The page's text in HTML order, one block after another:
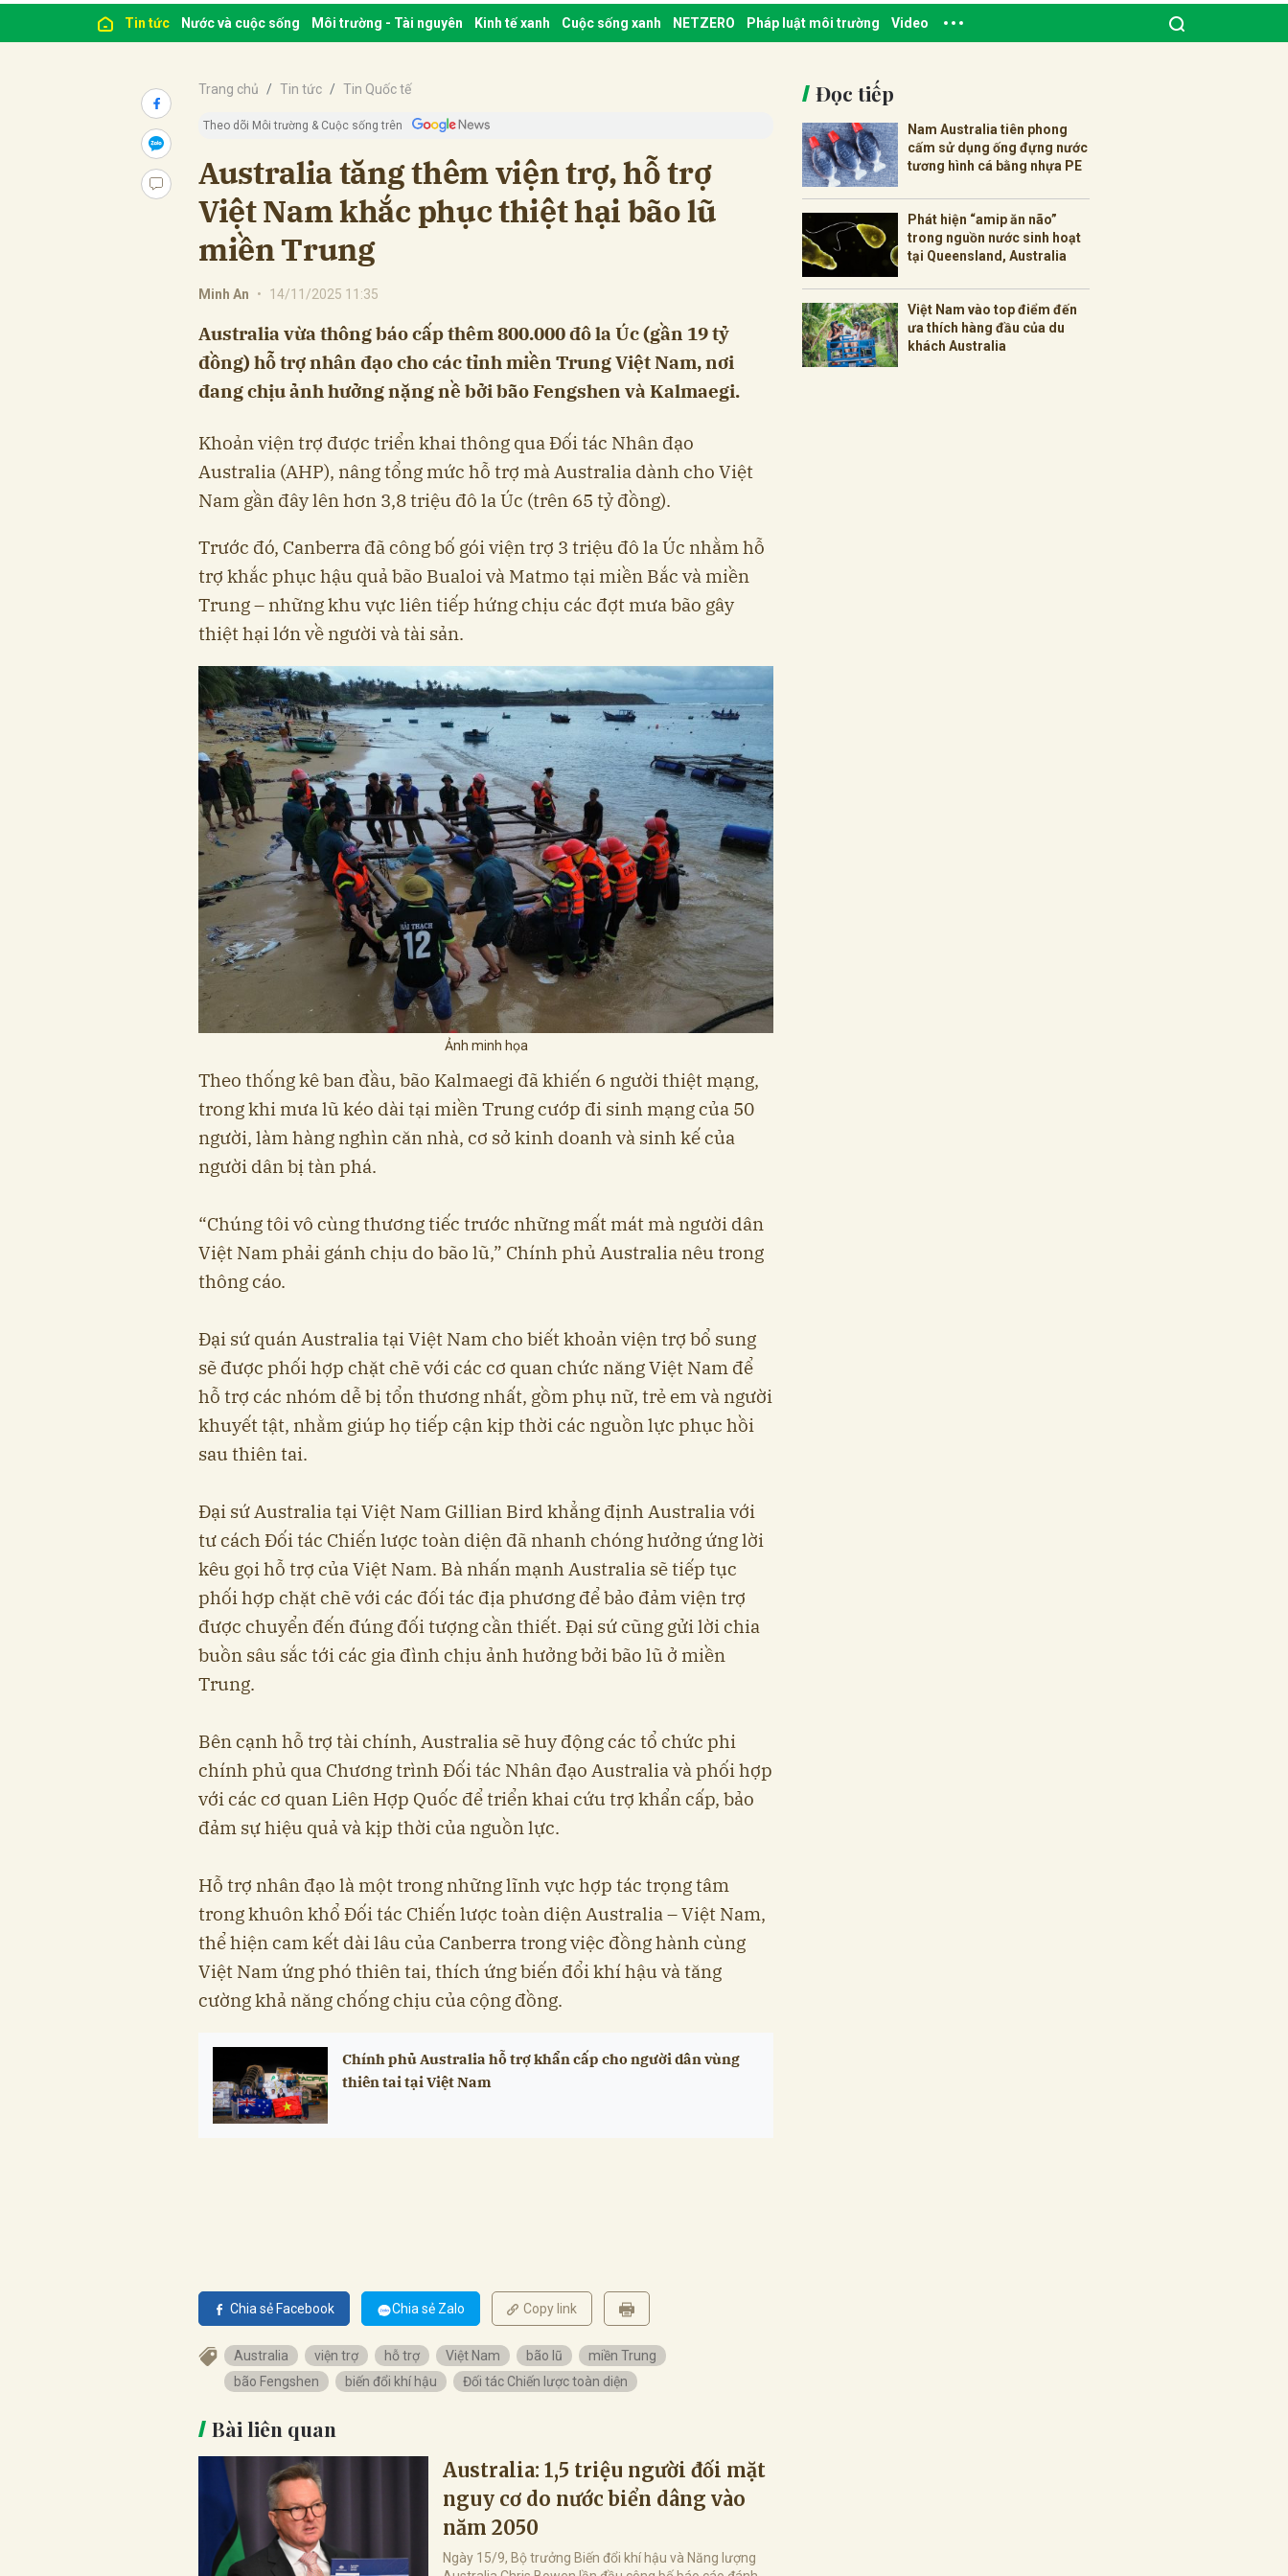
Tin tức Nước và cuộc sống Môi trường - Tài nguyên Kinh tế xanh Cuộc sống xanh NETZERO Pháp luật môi trường Video
Trang chủ Tin tức Tin Quốc tế
Theo dõi Môi trường & Cuộc sống trên
Australia tăng thêm viện trợ, hỗ trợ
Việt Nam khắc phục thiệt hại bão lũ
miền Trung
Minh An • 14/11/2025 11:35
Australia vừa thông báo cấp thêm 800.000 đô la Úc (gần 19 tỷ
đồng) hỗ trợ nhân đạo cho các tỉnh miền Trung Việt Nam, nơi
đang chịu ảnh hưởng nặng nề bởi bão Fengshen và Kalmaegi.
Khoản viện trợ được triển khai thông qua Đối tác Nhân đạo
Australia (AHP), nâng tổng mức hỗ trợ mà Australia dành cho Việt
Nam gần đây lên hơn 3,8 triệu đô la Úc (trên 65 tỷ đồng).
Trước đó, Canberra đã công bố gói viện trợ 3 triệu đô la Úc nhằm hỗ
trợ khắc phục hậu quả bão Bualoi và Matmo tại miền Bắc và miền
Trung – những khu vực liên tiếp hứng chịu các đợt mưa bão gây
thiệt hại lớn về người và tài sản.
Ảnh minh họa
Theo thống kê ban đầu, bão Kalmaegi đã khiến 6 người thiệt mạng,
trong khi mưa lũ kéo dài tại miền Trung cướp đi sinh mạng của 50
người, làm hàng nghìn căn nhà, cơ sở kinh doanh và sinh kế của
người dân bị tàn phá.
“Chúng tôi vô cùng thương tiếc trước những mất mát mà người dân
Việt Nam phải gánh chịu do bão lũ,” Chính phủ Australia nêu trong
thông cáo.
Đại sứ quán Australia tại Việt Nam cho biết khoản viện trợ bổ sung
sẽ được phối hợp chặt chẽ với các cơ quan chức năng Việt Nam để
hỗ trợ các nhóm dễ bị tổn thương nhất, gồm phụ nữ, trẻ em và người
khuyết tật, nhằm giúp họ tiếp cận kịp thời các nguồn lực phục hồi
sau thiên tai.
Đại sứ Australia tại Việt Nam Gillian Bird khẳng định Australia với
tư cách Đối tác Chiến lược toàn diện đã nhanh chóng hưởng ứng lời
kêu gọi hỗ trợ của Việt Nam. Bà nhấn mạnh Australia sẽ tiếp tục
phối hợp chặt chẽ với các đối tác địa phương để bảo đảm viện trợ
được chuyển đến đúng đối tượng cần thiết. Đại sứ cũng gửi lời chia
buồn sâu sắc tới các gia đình chịu ảnh hưởng bởi bão lũ ở miền
Trung.
Bên cạnh hỗ trợ tài chính, Australia sẽ huy động các tổ chức phi
chính phủ qua Chương trình Đối tác Nhân đạo Australia và phối hợp
với các cơ quan Liên Hợp Quốc để triển khai cứu trợ khẩn cấp, bảo
đảm sự hiệu quả và kịp thời của nguồn lực.
Hỗ trợ nhân đạo là một trong những lĩnh vực hợp tác trọng tâm
trong khuôn khổ Đối tác Chiến lược toàn diện Australia – Việt Nam,
thể hiện cam kết dài lâu của Canberra trong việc đồng hành cùng
Việt Nam ứng phó thiên tai, thích ứng biến đổi khí hậu và tăng
cường khả năng chống chịu của cộng đồng.
Chính phủ Australia hỗ trợ khẩn cấp cho người dân vùng
thiên tai tại Việt Nam
Chia sẻ Facebook Chia sẻ Zalo Copy link
Australia viện trợ hỗ trợ Việt Nam bão lũ
miền Trung
bão Fengshen
biến đổi khí hậu Đối tác Chiến lược toàn diện
Bài liên quan
Australia: 1,5 triệu người đối mặt
nguy cơ do nước biển dâng vào
năm 2050
Ngày 15/9, Bộ trưởng Biến đổi khí hậu và Năng lượng
Đọc tiếp
Nam Australia tiên phong
cấm sử dụng ống đựng nước
tương hình cá bằng nhựa PE
Phát hiện “amip ăn não”
trong nguồn nước sinh hoạt
tại Queensland, Australia
Việt Nam vào top điểm đến
ưa thích hàng đầu của du
khách Australia